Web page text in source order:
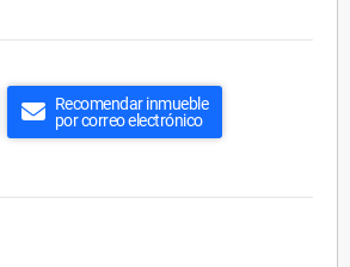
Recomendar inmueble
por correo electrónico